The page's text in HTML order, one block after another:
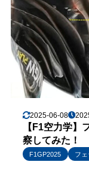
2025-06-08
【F1空力学】
察してみた！
F1GP2025 フェ